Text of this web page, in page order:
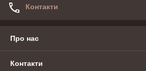
Контакти
Про нас
Контакти